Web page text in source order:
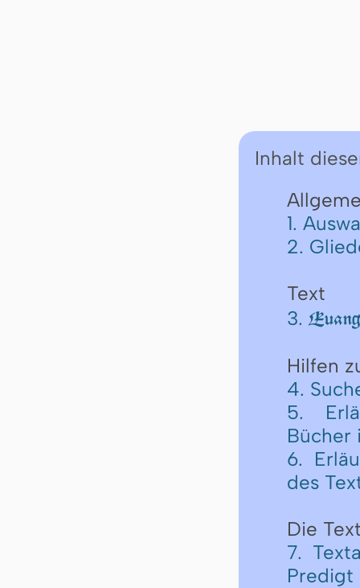
Inhalt
1.
2.
Text
3.
Hilfen
4.
5.
Bücher
6.
des
Die
7.
Predigt